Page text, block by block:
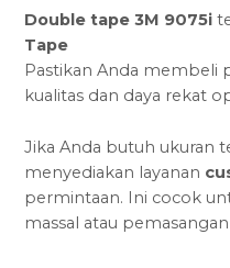
Double tape 3M 9075i
Tape
Pastikan Anda membeli
kualitas dan daya rekat
Jika Anda butuh ukuran
menyediakan layanan
permintaan. Ini cocok
massal atau